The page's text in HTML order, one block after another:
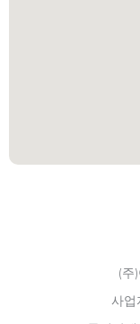
(주
사